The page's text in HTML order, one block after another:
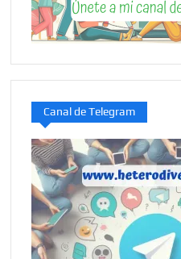
Canal de Telegram